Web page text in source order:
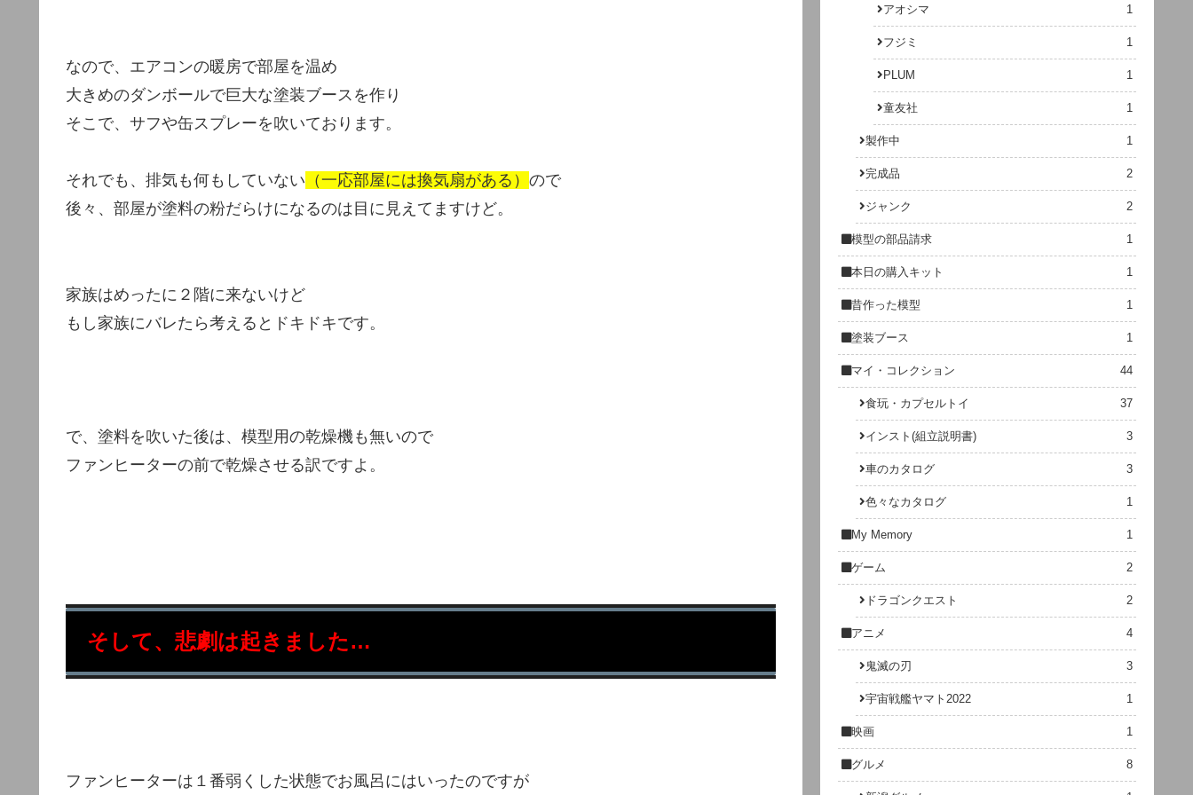
なので、エアコンの暖房で部屋を温め
大きめのダンボールで巨大な塗装ブースを作り
そこで、サフや缶スプレーを吹いております。
それでも、排気も何もしていない （一応部屋には換気扇がある） ので
後々、部屋が塗料の粉だらけになるのは目に見えてますけど。
家族はめったに２階に来ないけど
もし家族にバレたら考えるとドキドキです。
で、塗料を吹いた後は、模型用の乾燥機も無いので
ファンヒーターの前で乾燥させる訳ですよ。
そして、悲劇は起きました…
ファンヒーターは１番弱くした状態でお風呂にはいったのですが
アオシマ 1
フジミ 1
PLUM 1
童友社 1
製作中 1
完成品 2
ジャンク 2
模型の部品請求 1
本日の購入キット 1
昔作った模型 1
塗装ブース 1
マイ・コレクション 44
食玩・カプセルトイ 37
インスト(組立説明書) 3
車のカタログ 3
色々なカタログ 1
My Memory 1
ゲーム 2
ドラゴンクエスト 2
アニメ 4
鬼滅の刃 3
宇宙戦艦ヤマト2022 1
映画 1
グルメ 8